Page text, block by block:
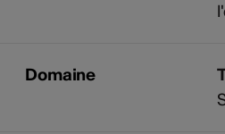
Domaine